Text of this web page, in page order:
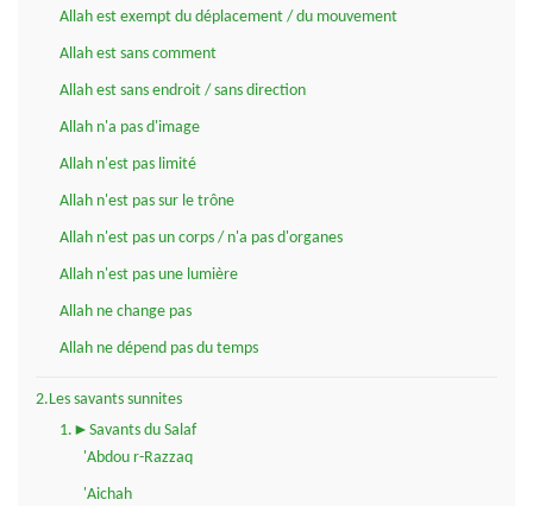
Allah est exempt du déplacement / du mouvement
Allah est sans comment
Allah est sans endroit / sans direction
Allah n'a pas d'image
Allah n'est pas limité
Allah n'est pas sur le trône
Allah n'est pas un corps / n'a pas d'organes
Allah n'est pas une lumière
Allah ne change pas
Allah ne dépend pas du temps
2.Les savants sunnites
1.►Savants du Salaf
'Abdou r-Razzaq
'Aichah